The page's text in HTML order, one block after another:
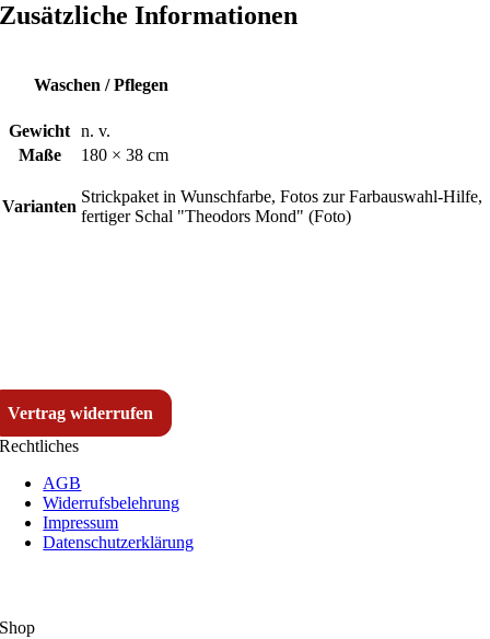
Zusätzliche Informationen
Waschen / Pflegen
Gewicht n. v.
Maße
180 × 38 cm
Varianten
Strickpaket in Wunschfarbe, Fotos zur Farbauswahl-Hilfe,
fertiger Schal "Theodors Mond" (Foto)
Vertrag widerrufen
Rechtliches
AGB
Widerrufsbelehrung
Impressum
Datenschutzerklärung
Shop